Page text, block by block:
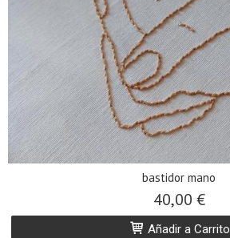
bastidor mano
40,00 €
Añadir a Carrito